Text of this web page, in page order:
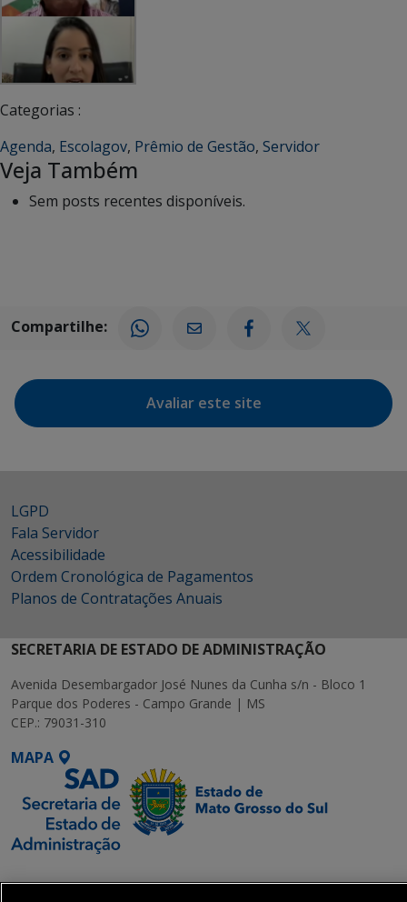
Categorias :
Agenda, Escolagov, Prêmio de Gestão, Servidor
Veja Também
Sem posts recentes disponíveis.
Compartilhe:
Avaliar este site
LGPD
Fala Servidor
Acessibilidade
Ordem Cronológica de Pagamentos
Planos de Contratações Anuais
SECRETARIA DE ESTADO DE ADMINISTRAÇÃO
Avenida Desembargador José Nunes da Cunha s/n - Bloco 1
Parque dos Poderes - Campo Grande | MS
CEP.: 79031-310
MAPA